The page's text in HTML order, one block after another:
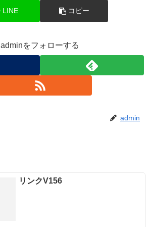
LINE コピー
adminをフォローする
admin
リンクV156